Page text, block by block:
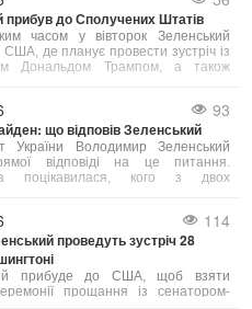
щодо ухвалення закону, а потім
Палата представників. Після
має підписати президент США
прибув до Сполучених Штатів
часом у вівторок Зеленський
США, де планує провести зустріч із
Дональдом Трампом, а також
93
що відповів Зеленський
України Володимир Зеленський
відповіді на це питання.
поцікавилася, кого з двох
розмовою.
114
проведуть зустріч 28
прибуде до США, щоб взяти
прощання із сенатором-